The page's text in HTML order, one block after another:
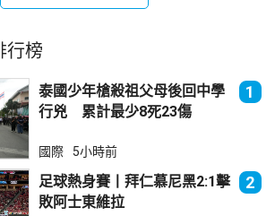
行榜
泰國少年槍殺祖父母後回中學
行兇 累計最少8死23傷
1
國際 5小時前
足球熱身賽丨拜仁慕尼黑2:1擊
敗阿士東維拉
2